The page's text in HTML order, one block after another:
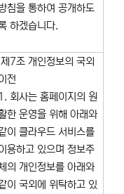
침을 통하여 공개하도
하겠습니다.
제7조 개인정보의 국외
전
1. 회사는 홈페이지의 원
한 운영을 위해 아래와
이 클라우드 서비스를
용하고 있으며 정보주
의 개인정보를 아래와
이 국외에 위탁하고 있